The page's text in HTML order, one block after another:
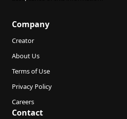
Company
Creator
About Us
Terms of Use
Privacy Policy
Careers
Contact